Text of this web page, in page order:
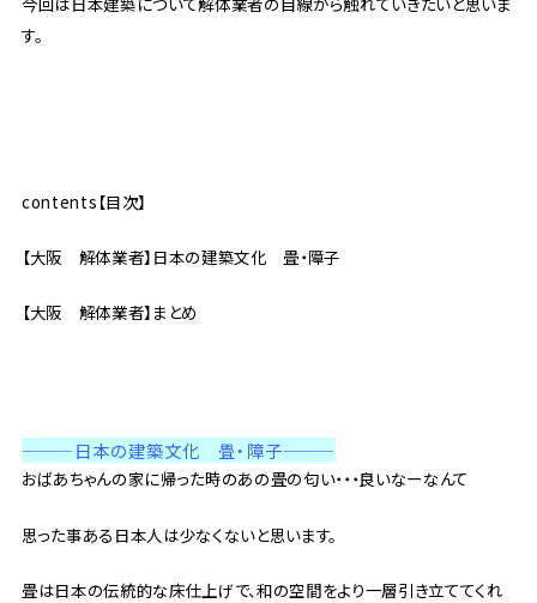
す。
contents【目次】
【大阪 解体業者】日本の建築文化 畳・障子
【大阪 解体業者】まとめ
———日本の建築文化 畳・障子———
おばあちゃんの家に帰った時のあの畳の匂い・・・良いなーなんて
思った事ある日本人は少なくないと思います。
畳は日本の伝統的な床仕上げで、和の空間をより一層引き立ててくれ